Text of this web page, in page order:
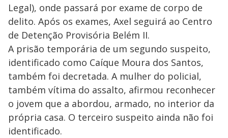
Legal), onde passará por exame de corpo de
delito. Após os exames, Axel seguirá ao Centro
de Detenção Provisória Belém II.
A prisão temporária de um segundo suspeito,
identificado como Caíque Moura dos Santos,
também foi decretada. A mulher do policial,
também vítima do assalto, afirmou reconhecer
o jovem que a abordou, armado, no interior da
própria casa. O terceiro suspeito ainda não foi
identificado.